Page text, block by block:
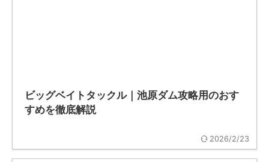
ビッグベイトタックル｜池原ダム攻略用のおす
すめを徹底解説
2026/2/23